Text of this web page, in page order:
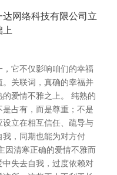
网络科技有限公司立
上
它不仅影响咱们的幸福
关联词，真确的幸福并
爱情不雅之上。 纯熟的
占有，而是尊重；不是
立在相互信任、疏导与
，同期也能为对方付
因清寒正确的爱情不雅而
失去自我，过度依赖对